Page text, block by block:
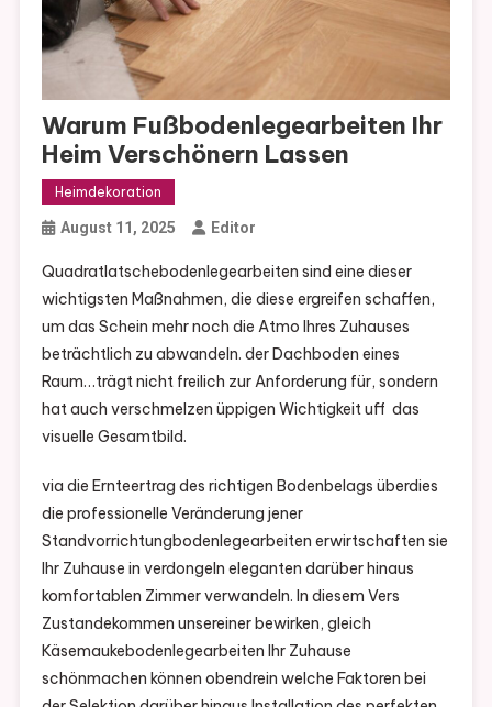
Warum Fußbodenlegearbeiten Ihr
Heim Verschönern Lassen
Heimdekoration
August 11, 2025 Editor
Quadratlatschebodenlegearbeiten sind eine dieser
wichtigsten Maßnahmen, die diese ergreifen schaffen,
um das Schein mehr noch die Atmo Ihres Zuhauses
beträchtlich zu abwandeln. der Dachboden eines
Raum…trägt nicht freilich zur Anforderung für, sondern
hat auch verschmelzen üppigen Wichtigkeit uff das
visuelle Gesamtbild.
via die Ernteertrag des richtigen Bodenbelags überdies
die professionelle Veränderung jener
Standvorrichtungbodenlegearbeiten erwirtschaften sie
Ihr Zuhause in verdongeln eleganten darüber hinaus
komfortablen Zimmer verwandeln. In diesem Vers
Zustandekommen unsereiner bewirken, gleich
Käsemaukebodenlegearbeiten Ihr Zuhause
schönmachen können obendrein welche Faktoren bei